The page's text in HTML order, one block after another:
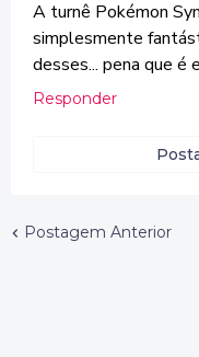
A turnê Pokémon
simplesmente
desses... pena que é
Responder
Postagem Anterior